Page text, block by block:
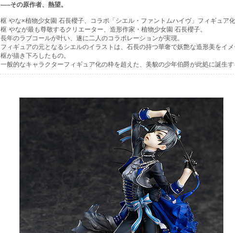
—–その原作者、熱望。
枢 やな×植物少女園 石長櫻子、コラボ「シエル・ファントムハイヴ」フィギュア化
枢 やなが最も尊敬するクリエーター、造形作家・植物少女園 石長櫻子。
長年のラブコールが叶い、遂に二人のコラボレーションが実現。
フィギュアの元となるシエルのイラストは、石長の持つ華奢で妖艶な造形美をイ
枢が描き下ろしたもの。
一般的なキャラクターフィギュア化の枠を超えた、美貌の少年伯爵が此処に誕生す